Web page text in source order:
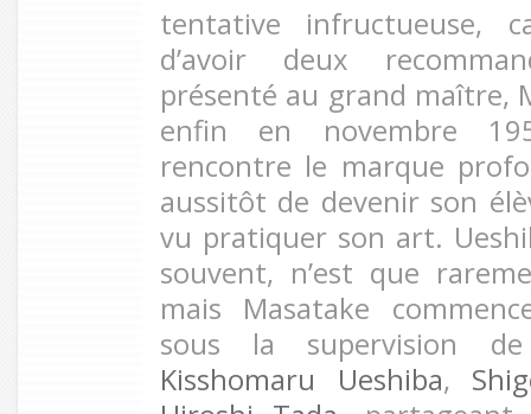
tentative infructueuse,
d’avoir deux
présenté au grand maître,
enfin en novembre
rencontre le marque
aussitôt de devenir son
vu pratiquer son art.
souvent, n’est que
mais Masatake
sous la supervision
Kisshomaru Ueshiba,